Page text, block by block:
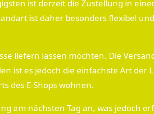
ist derzeit die Zustellung in
ist daher besonders flexibel
liefern lassen möchten. Die
ist es jedoch die einfachste Art der
des E-Shops wohnen.
am nächsten Tag an, was jedoch